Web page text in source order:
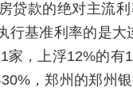
贷款的绝对主流
行基准利率的是大
，上浮12%的有
，郑州的郑州